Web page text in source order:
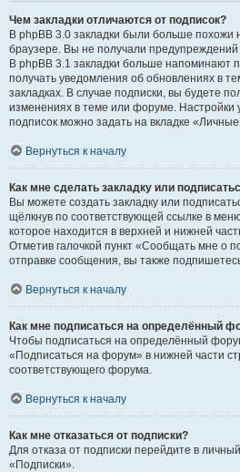
Чем закладки отличаются от подписок?
В phpBB 3.0 закладки были больше похожи
браузере. Вы не получали
В phpBB 3.1 закладки больше напоминают
получать уведомления об обновлениях в
закладках. В случае подписки, вы будете
изменениях в теме или форуме. Настройки
подписок можно задать на вкладке
Вернуться к началу
Как мне сделать закладку или
Вы можете создать закладку или
щёлкнув по соответствующей ссылке в
которое находится в верхней и нижней
Отметив галочкой пункт «Сообщать мне о
отправке сообщения, вы также
Вернуться к началу
Как мне подписаться на определённый
Чтобы подписаться на определённый
«Подписаться на форум» в нижней части
соответствующего форума.
Вернуться к началу
Как мне отказаться от подписки?
Для отказа от подписки перейдите в
«Подписки».